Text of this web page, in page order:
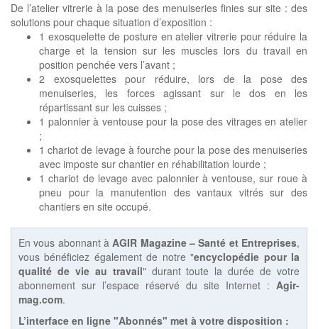
De l’atelier vitrerie à la pose des menuiseries finies sur site : des
solutions pour chaque situation d’exposition :
1 exosquelette de posture en atelier vitrerie pour réduire la
charge et la tension sur les muscles lors du travail en
position penchée vers l’avant ;
2 exosquelettes pour réduire, lors de la pose des
menuiseries, les forces agissant sur le dos en les
répartissant sur les cuisses ;
1 palonnier à ventouse pour la pose des vitrages en atelier
;
1 chariot de levage à fourche pour la pose des menuiseries
avec imposte sur chantier en réhabilitation lourde ;
1 chariot de levage avec palonnier à ventouse, sur roue à
pneu pour la manutention des vantaux vitrés sur des
chantiers en site occupé.
En vous abonnant àAGIR Magazine – Santé et Entreprises,
vous bénéficiez également de notre "encyclopédie pour la
qualité de vie au travail" durant toute la durée de votre
abonnement sur l’espace réservé du site Internet : Agir-
mag.com.
L’interface en ligne "Abonnés" met à votre disposition :